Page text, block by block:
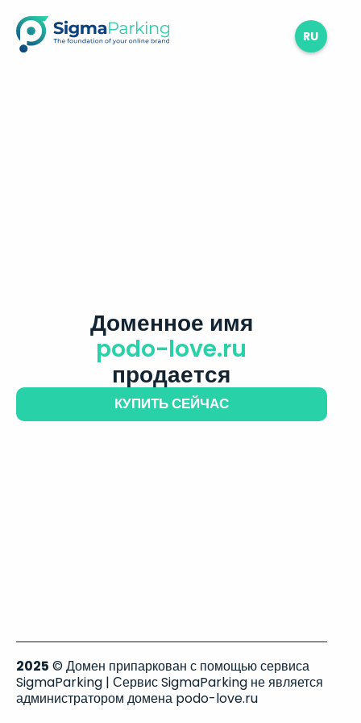
RU
Доменное имя
podo-love.ru
продается
КУПИТЬ СЕЙЧАС
2025 © Домен припаркован с помощью сервиса
SigmaParking | Сервис SigmaParking не является
администратором домена podo-love.ru